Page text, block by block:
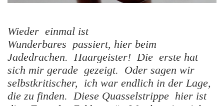
Wieder einmal ist
Wunderbares passiert, hier beim
Jadedrachen. Haargeister! Die erste hat
sich mir gerade gezeigt. Oder sagen wir
selbstkritischer, ich war endlich in der Lage,
die zu finden. Diese Quasselstrippe hier ist